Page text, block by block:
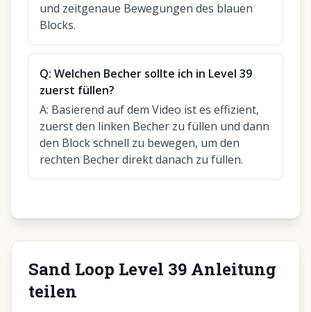
und zeitgenaue Bewegungen des blauen
Blocks.
Q: Welchen Becher sollte ich in Level 39
zuerst füllen?
A: Basierend auf dem Video ist es effizient,
zuerst den linken Becher zu füllen und dann
den Block schnell zu bewegen, um den
rechten Becher direkt danach zu füllen.
Sand Loop Level 39 Anleitung
teilen